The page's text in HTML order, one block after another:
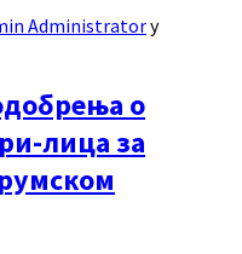
Administratorу
о
лица за